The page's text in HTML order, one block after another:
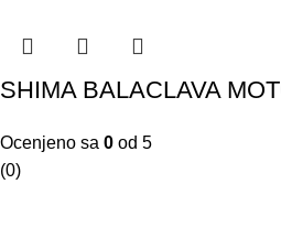
SHIMA BALACLAVA
Ocenjeno sa 0 od 5
(0)